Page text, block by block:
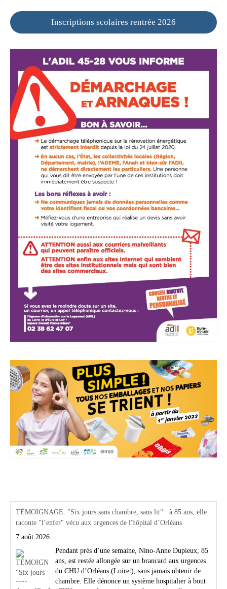
Inscriptions scolaires rentrée 2026
TÉMOIGNAGE. "Six jours sans chambre, sans lit" : à 85 ans, elle
raconte "l’enfer" vécu aux urgences de l'hôpital d’Orléans
7 août 2026
Pendant près d’une semaine, Nino-Anne Dupieux, 85
ans, est restée allongée sur un brancard aux urgences
du CHU d’Orléans (Loiret), sans jamais obtenir de
chambre. Elle dénonce un système hospitalier à bout